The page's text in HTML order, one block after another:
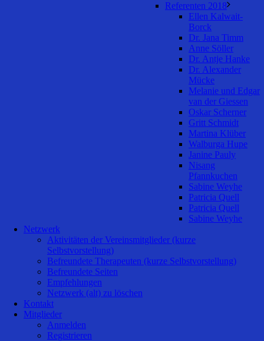
Referenten 2018
Ellen Kalwait-
Borck
Dr. Jana Timm
Anne Söller
Dr. Antje Hanke
Dr. Alexander
Mücke
Melanie und Edgar
van der Giessen
Oskar Scherner
Gritt Schmidt
Martina Klüber
Walburga Hupe
Janine Pauly
Nisang
Pfannkuchen
Sabine Weyhe
Patricia Quell
Patricia Quell
Sabine Weyhe
Netzwerk
Aktivitäten der Vereinsmitglieder (kurze
Selbstvorstellung)
Befreundete Therapeuten (kurze Selbstvorstellung)
Befreundete Seiten
Empfehlungen
Netzwerk (alt) zu löschen
Kontakt
Mitglieder
Anmelden
Registrieren